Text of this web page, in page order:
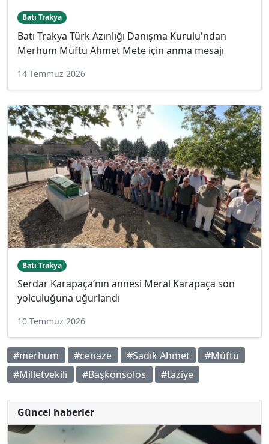
Batı Trakya
Batı Trakya Türk Azınlığı Danışma Kurulu'ndan
Merhum Müftü Ahmet Mete için anma mesajı
14 Temmuz 2026
Batı Trakya
Serdar Karapaça’nın annesi Meral Karapaça son
yolculuğuna uğurlandı
10 Temmuz 2026
#merhum #cenaze #Sadık Ahmet
#Müftü
#Milletvekili
#Başkonsolos #taziye
Güncel haberler